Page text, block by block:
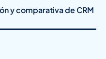
y comparativa de CRM